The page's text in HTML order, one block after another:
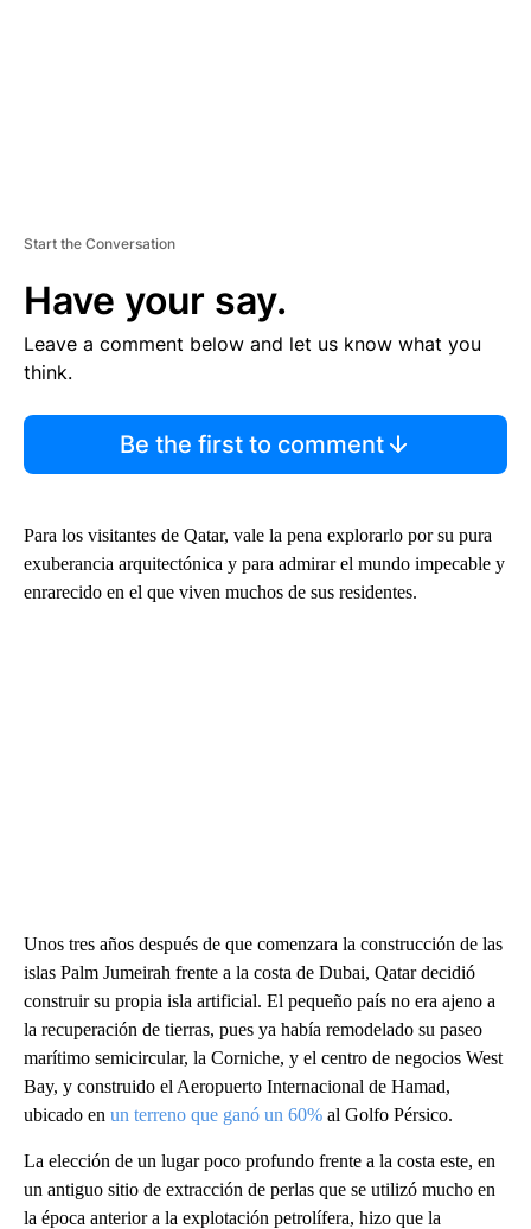
Start the Conversation
Have your say.
Leave a comment below and let us know what you
think.
Be the first to comment
Para los visitantes de Qatar, vale la pena explorarlo por su pura
exuberancia arquitectónica y para admirar el mundo impecable y
enrarecido en el que viven muchos de sus residentes.
Unos tres años después de que comenzara la construcción de las
islas Palm Jumeirah frente a la costa de Dubai, Qatar decidió
construir su propia isla artificial. El pequeño país no era ajeno a
la recuperación de tierras, pues ya había remodelado su paseo
marítimo semicircular, la Corniche, y el centro de negocios West
Bay, y construido el Aeropuerto Internacional de Hamad,
ubicado en un terreno que ganó un 60% al Golfo Pérsico.
La elección de un lugar poco profundo frente a la costa este, en
un antiguo sitio de extracción de perlas que se utilizó mucho en
la época anterior a la explotación petrolífera, hizo que la